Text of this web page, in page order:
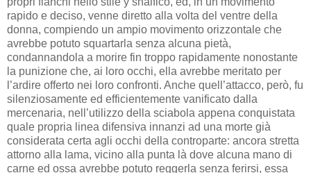
rapido e deciso, venne diretto alla volta del ventre della
donna, compiendo un ampio movimento orizzontale che
avrebbe potuto squartarla senza alcuna pietà,
condannandola a morire fin troppo rapidamente nonostante
la punizione che, ai loro occhi, ella avrebbe meritato per
l’ardire offerto nei loro confronti. Anche quell’attacco, però, fu
silenziosamente ed efficientemente vanificato dalla
mercenaria, nell’utilizzo della sciabola appena conquistata
quale propria linea difensiva innanzi ad una morte già
considerata certa agli occhi della controparte: ancora stretta
attorno alla lama, vicino alla punta là dove alcuna mano di
carne ed ossa avrebbe potuto reggerla senza ferirsi, essa